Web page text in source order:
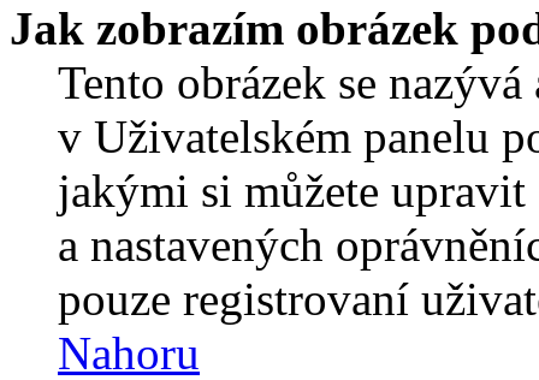
Jak zobrazím obrázek
Tento obrázek se
v Uživatelském panelu
jakými si můžete
a nastavených
pouze registrovaní
Nahoru